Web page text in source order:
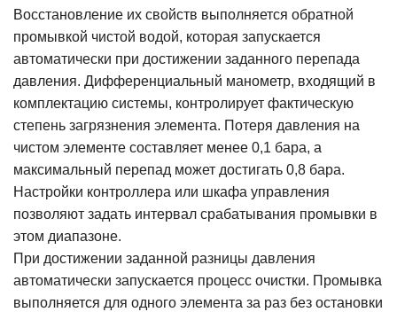
Восстановление их свойств выполняется обратной
промывкой чистой водой, которая запускается
автоматически при достижении заданного перепада
давления. Дифференциальный манометр, входящий в
комплектацию системы, контролирует фактическую
степень загрязнения элемента. Потеря давления на
чистом элементе составляет менее 0,1 бара, а
максимальный перепад может достигать 0,8 бара.
Настройки контроллера или шкафа управления
позволяют задать интервал срабатывания промывки в
этом диапазоне.
При достижении заданной разницы давления
автоматически запускается процесс очистки. Промывка
выполняется для одного элемента за раз без остановки